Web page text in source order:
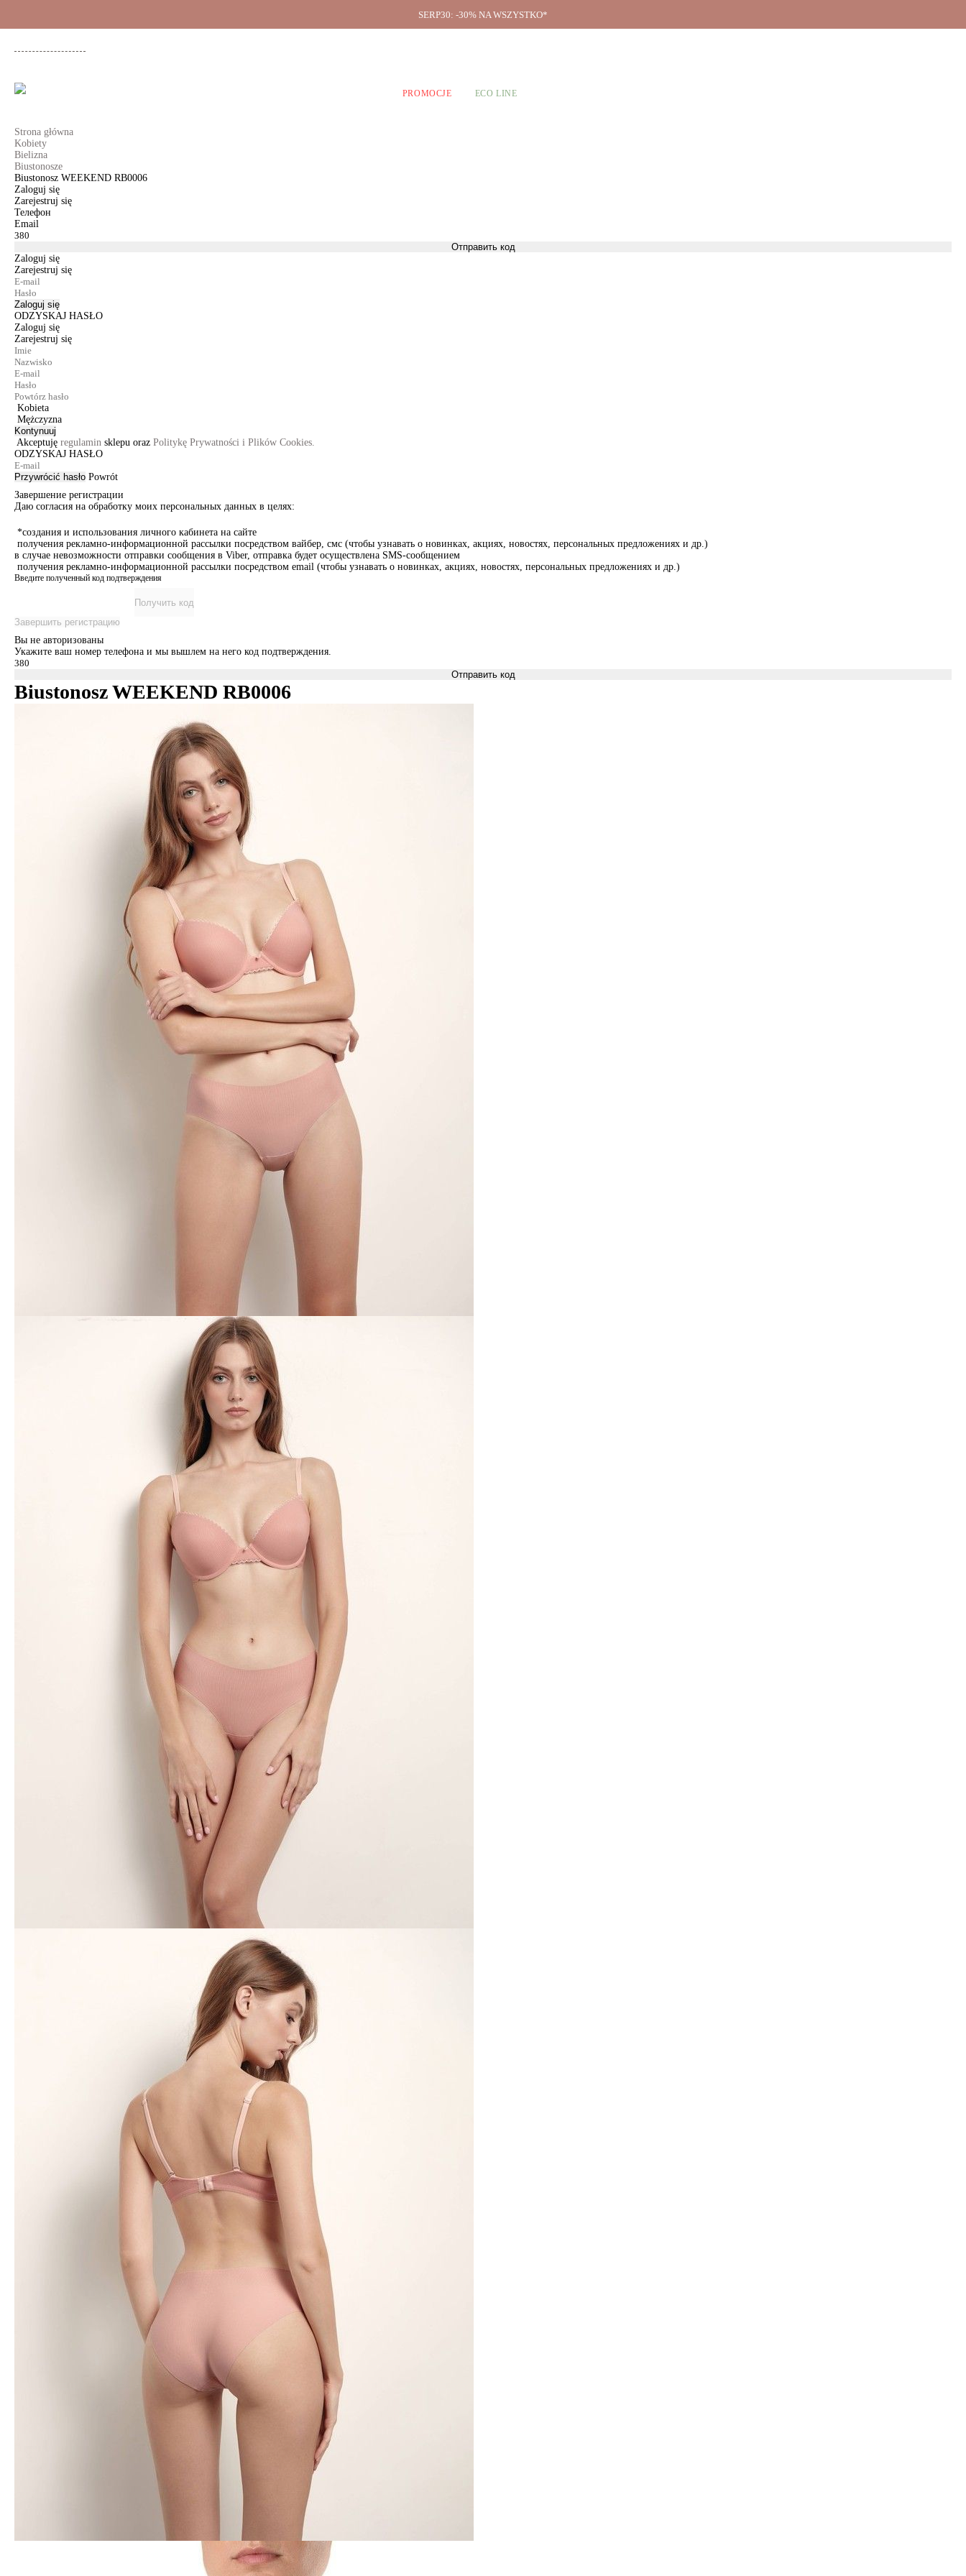
SERP30: -30% NA WSZYSTKO*
PROMOCJE ECO LINE
Strona główna
Kobiety
Bielizna
Biustonosze
Biustonosz WEEKEND RB0006
Zaloguj się
Zarejestruj się
Телефон
Email
Отправить код
Zaloguj się
Zarejestruj się
Zaloguj się
ODZYSKAJ HASŁO
Zaloguj się
Zarejestruj się
Kobieta
Mężczyzna
Kontynuuj
Akceptuję regulamin sklepu oraz Politykę Prywatności i Plików Cookies.
ODZYSKAJ HASŁO
Przywrócić hasło Powrót
Завершение регистрации
Даю согласия на обработку моих персональных данных в целях:
*создания и использования личного кабинета на сайте
получения рекламно-информационной рассылки посредством вайбер, смс (чтобы узнавать о новинках, акциях, новостях, персональных предложениях и др.)
в случае невозможности отправки сообщения в Viber, отправка будет осуществлена SMS-сообщением
получения рекламно-информационной рассылки посредством email (чтобы узнавать о новинках, акциях, новостях, персональных предложениях и др.)
Введите полученный код подтверждения
Получить код
Завершить регистрацию
Вы не авторизованы
Укажите ваш номер телефона и мы вышлем на него код подтверждения.
Отправить код
Biustonosz WEEKEND RB0006